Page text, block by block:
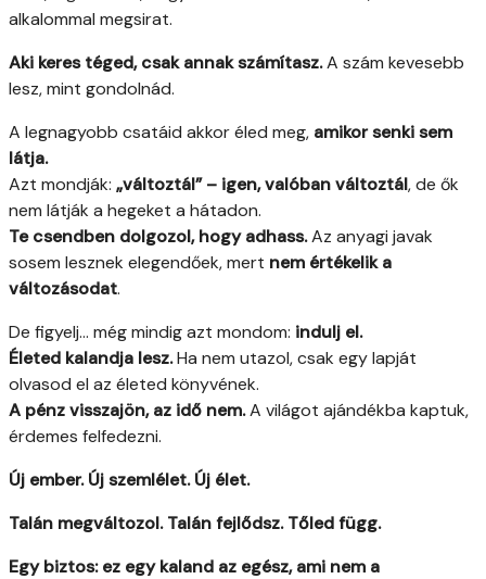
alkalommal megsirat.
Aki keres téged, csak annak számítasz.A szám kevesebb
lesz, mint gondolnád.
A legnagyobb csatáid akkor éled meg, amikor senki sem
látja.
Azt mondják: „változtál” – igen, valóban változtál, de ők
nem látják a hegeket a hátadon.
Te csendben dolgozol, hogy adhass.Az anyagi javak
sosem lesznek elegendőek, mert nem értékelik a
változásodat.
De figyelj… még mindig azt mondom: indulj el.
Életed kalandja lesz.Ha nem utazol, csak egy lapját
olvasod el az életed könyvének.
A pénz visszajön, az idő nem.A világot ajándékba kaptuk,
érdemes felfedezni.
Új ember. Új szemlélet. Új élet.
Talán megváltozol. Talán fejlődsz. Tőled függ.
Egy biztos: ez egy kaland az egész, ami nem a